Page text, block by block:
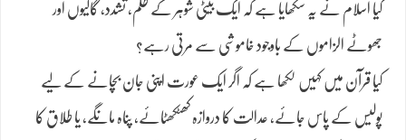
کیا اسلام نے یہ سکھایا ہے کہ ایک بیٹی شوہر کے ظلم، تشدد، گالیوں اور
جھوٹے الزاموں کے باوجود خاموشی سے مرتی رہے؟
کیا قرآن میں کہیں لکھا ہے کہ اگر ایک عورت اپنی جان بچانے کے لیے
پولیس کے پاس جائے، عدالت کا دروازہ کھٹکھٹائے، پناہ مانگے، یا طلاق کا